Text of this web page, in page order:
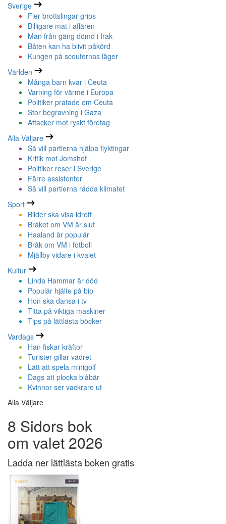
Sverige
Fler brottslingar grips
Billigare mat i affären
Man från gäng dömd i Irak
Båten kan ha blivit påkörd
Kungen på scouternas läger
Världen
Många barn kvar i Ceuta
Varning för värme i Europa
Politiker pratade om Ceuta
Stor begravning i Gaza
Attacker mot ryskt företag
Alla Väljare
Så vill partierna hjälpa flyktingar
Kritik mot Jomshof
Politiker reser i Sverige
Färre assistenter
Så vill partierna rädda klimatet
Sport
Bilder ska visa idrott
Bråket om VM är slut
Haaland är populär
Bråk om VM i fotboll
Mjällby vidare i kvalet
Kultur
Linda Hammar är död
Populär hjälte på bio
Hon ska dansa i tv
Titta på viktiga maskiner
Tips på lättlästa böcker
Vardags
Han fiskar kräftor
Turister gillar vädret
Lätt att spela minigolf
Dags att plocka blåbär
Kvinnor ser vackrare ut
Alla Väljare
8 Sidors bok
om valet 2026
Ladda ner lättlästa boken gratis